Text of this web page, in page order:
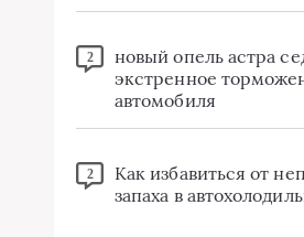
2
новый опель астра
экстренное
автомобиля
2
Как избавиться от
запаха в